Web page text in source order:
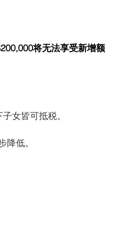
将无法享受新增额
女皆可抵税。
降低。